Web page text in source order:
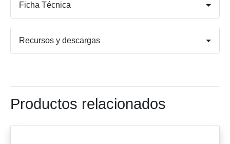
Ficha Técnica
Recursos y descargas
Productos relacionados